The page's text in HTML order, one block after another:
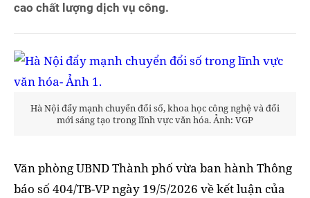
cao chất lượng dịch vụ công.
Hà Nội đẩy mạnh chuyển đổi số, khoa học công nghệ và đổi
mới sáng tạo trong lĩnh vực văn hóa. Ảnh: VGP
Văn phòng UBND Thành phố vừa ban hành Thông
báo số 404/TB-VP ngày 19/5/2026 về kết luận của